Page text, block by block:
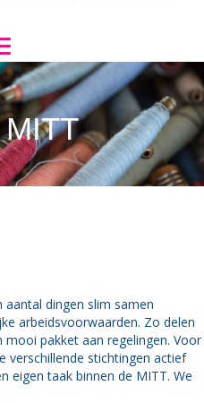
dingen slim samen
arbeidsvoorwaarden. Zo delen
pakket aan regelingen. Voor
verschillende stichtingen actief
eigen taak binnen de MITT. We